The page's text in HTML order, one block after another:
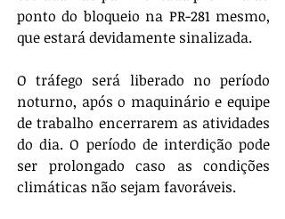
ponto do bloqueio na PR-281 mesmo,
que estará devidamente sinalizada.
O tráfego será liberado no período
noturno, após o maquinário e equipe
de trabalho encerrarem as atividades
do dia. O período de interdição pode
ser prolongado caso as condições
climáticas não sejam favoráveis.